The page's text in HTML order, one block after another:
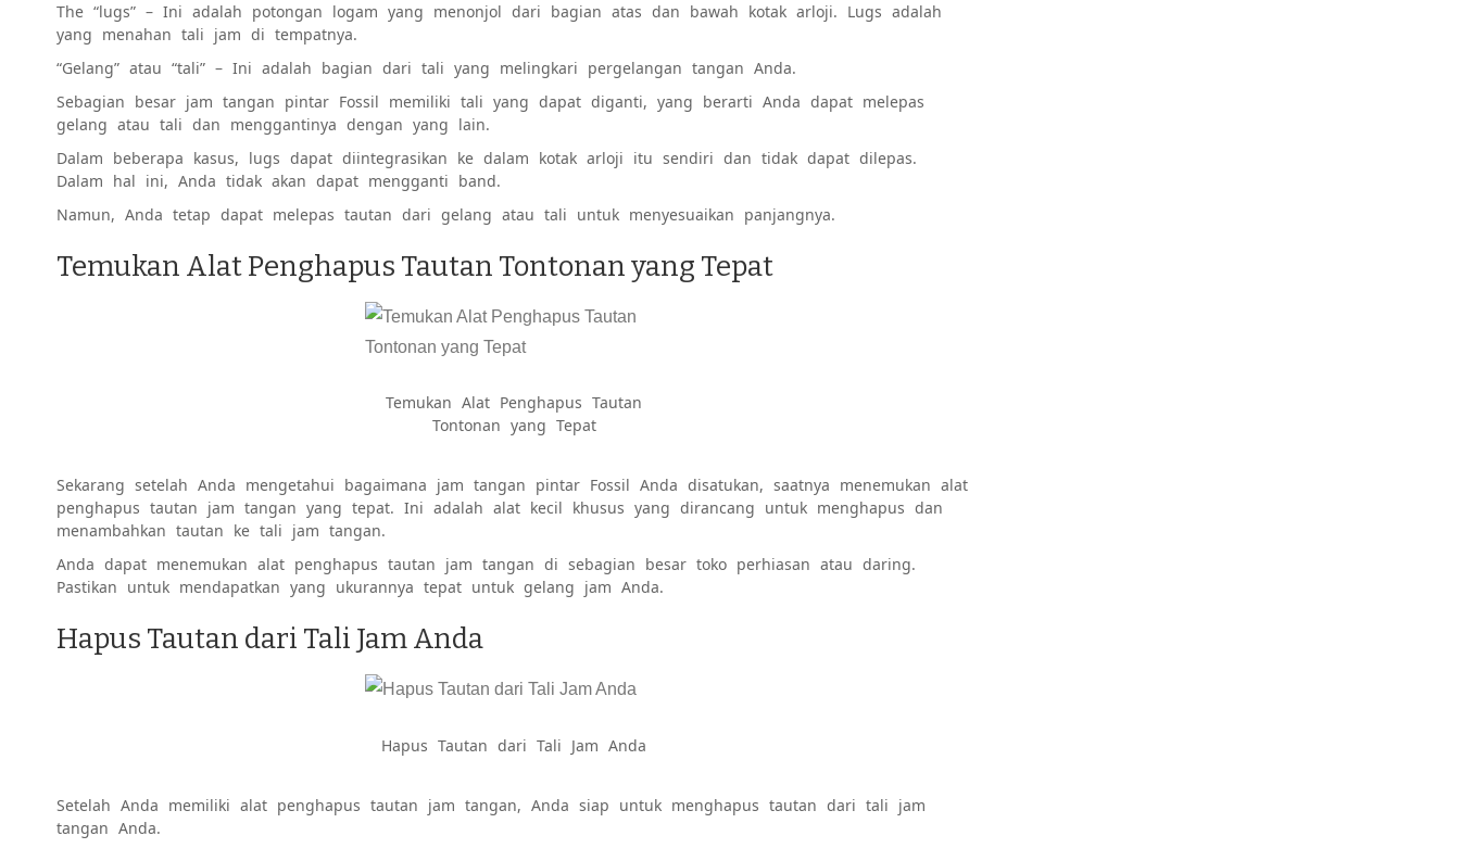
The “lugs” – Ini adalah potongan logam yang menonjol dari bagian atas dan bawah kotak arloji. Lugs adalah
yang menahan tali jam di tempatnya.
“Gelang” atau “tali” – Ini adalah bagian dari tali yang melingkari pergelangan tangan Anda.
Sebagian besar jam tangan pintar Fossil memiliki tali yang dapat diganti, yang berarti Anda dapat melepas
gelang atau tali dan menggantinya dengan yang lain.
Dalam beberapa kasus, lugs dapat diintegrasikan ke dalam kotak arloji itu sendiri dan tidak dapat dilepas.
Dalam hal ini, Anda tidak akan dapat mengganti band.
Namun, Anda tetap dapat melepas tautan dari gelang atau tali untuk menyesuaikan panjangnya.
Temukan Alat Penghapus Tautan Tontonan yang Tepat
Temukan Alat Penghapus Tautan
Tontonan yang Tepat
Sekarang setelah Anda mengetahui bagaimana jam tangan pintar Fossil Anda disatukan, saatnya menemukan alat
penghapus tautan jam tangan yang tepat. Ini adalah alat kecil khusus yang dirancang untuk menghapus dan
menambahkan tautan ke tali jam tangan.
Anda dapat menemukan alat penghapus tautan jam tangan di sebagian besar toko perhiasan atau daring.
Pastikan untuk mendapatkan yang ukurannya tepat untuk gelang jam Anda.
Hapus Tautan dari Tali Jam Anda
Hapus Tautan dari Tali Jam Anda
Setelah Anda memiliki alat penghapus tautan jam tangan, Anda siap untuk menghapus tautan dari tali jam
tangan Anda.